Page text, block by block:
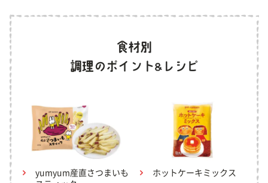
yumyum産直さつまいも
ホットケーキミックス